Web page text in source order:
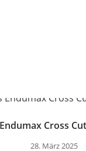
Cross
28. März 2025